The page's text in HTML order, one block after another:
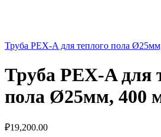
Труба PEX-A для теплого пола
Труба PEX-A для
пола Ø25мм, 400
₽19,200.00